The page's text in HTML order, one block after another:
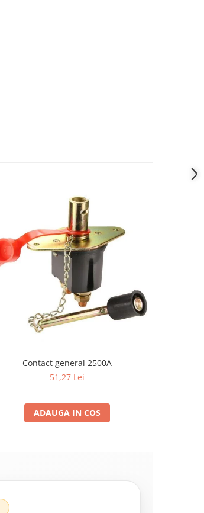
Contact general 2500A
51,27 Lei
ADAUGA IN COS